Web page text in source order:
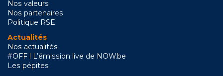
Nos valeurs
Nos partenaires
Politique RSE
Actualités
Nos actualités
#OFF l L’émission live de NOW.be
Les pépites